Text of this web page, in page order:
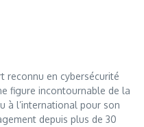
reconnu en cybersécurité
figure incontournable de la
à l’international pour son
depuis plus de 30